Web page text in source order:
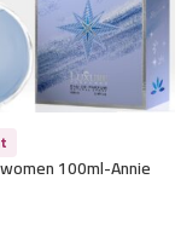
Armani
100ml-Annie